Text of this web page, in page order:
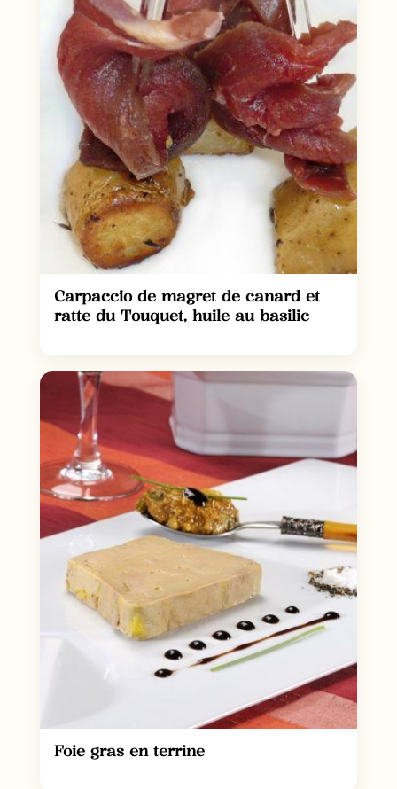
Carpaccio de magret de canard et
ratte du Touquet, huile au basilic
Foie gras en terrine